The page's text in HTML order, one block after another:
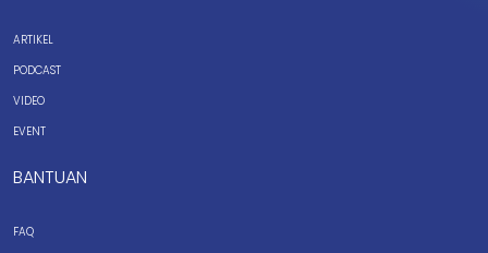
ARTIKEL
PODCAST
VIDEO
EVENT
BANTUAN
FAQ